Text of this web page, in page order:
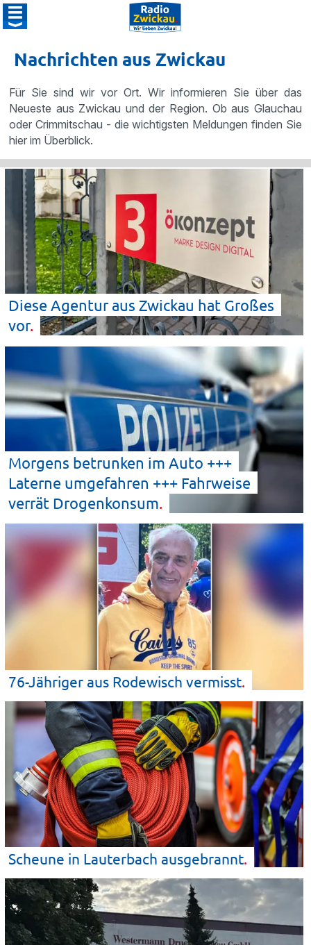
Nachrichten aus Zwickau
Für Sie sind wir vor Ort. Wir informieren Sie über das
Neueste aus Zwickau und der Region. Ob aus Glauchau
oder Crimmitschau - die wichtigsten Meldungen finden Sie
hier im Überblick.
Diese Agentur aus Zwickau hat Großes
vor
Morgens betrunken im Auto +++
Laterne umgefahren +++ Fahrweise
verrät Drogenkonsum
76-Jähriger aus Rodewisch vermisst
Scheune in Lauterbach ausgebrannt